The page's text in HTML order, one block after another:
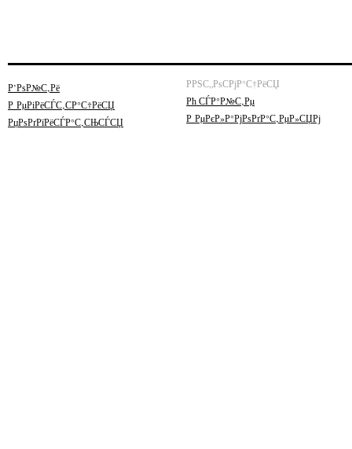
Р’РѕР№С‚Рё
Р РµРіРёСЃС‚СР°С†РёСЏ
РџРѕРґРїРёСЃР°С‚СЊСЃСЏ
РРЅС„РѕСРјР°С†РёСЏ
Рћ СЃР°Р№С‚Рµ
Р РµРєР»Р°РјРѕРґР°С‚РµР»СЏРј